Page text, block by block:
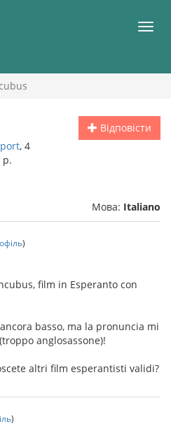
Відповісти
, 4
р.
Мова: Italiano
)
film in Esperanto con
basso, ma la pronuncia mi
anglosassone)!
altri film esperantisti validi?
)